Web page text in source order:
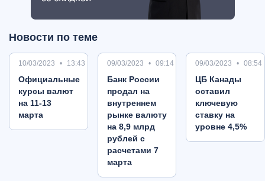
Новости по теме
10/03/2023 13:43
Oфициальные
курсы валют
на 11-13
марта
09/03/2023 09:14
Банк России
продал на
внутреннем
рынке валюту
на 8,9 млрд
рублей с
расчетами 7
марта
09/03/2023 08:54
ЦБ Канады
оставил
ключевую
ставку на
уровне 4,5%